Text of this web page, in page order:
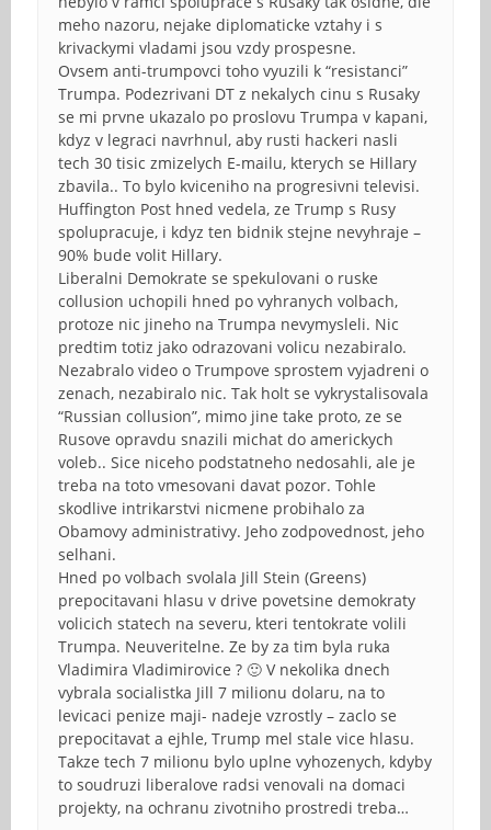
meho nazoru, nejake diplomaticke vztahy i s
krivackymi vladami jsou vzdy prospesne.
Ovsem anti-trumpovci toho vyuzili k “resistanci”
Trumpa. Podezrivani DT z nekalych cinu s Rusaky
se mi prvne ukazalo po proslovu Trumpa v kapani,
kdyz v legraci navrhnul, aby rusti hackeri nasli
tech 30 tisic zmizelych E-mailu, kterych se Hillary
zbavila.. To bylo kviceniho na progresivni televisi.
Huffington Post hned vedela, ze Trump s Rusy
spolupracuje, i kdyz ten bidnik stejne nevyhraje –
90% bude volit Hillary.
Liberalni Demokrate se spekulovani o ruske
collusion uchopili hned po vyhranych volbach,
protoze nic jineho na Trumpa nevymysleli. Nic
predtim totiz jako odrazovani volicu nezabiralo.
Nezabralo video o Trumpove sprostem vyjadreni o
zenach, nezabiralo nic. Tak holt se vykrystalisovala
“Russian collusion”, mimo jine take proto, ze se
Rusove opravdu snazili michat do americkych
voleb.. Sice niceho podstatneho nedosahli, ale je
treba na toto vmesovani davat pozor. Tohle
skodlive intrikarstvi nicmene probihalo za
Obamovy administrativy. Jeho zodpovednost, jeho
selhani.
Hned po volbach svolala Jill Stein (Greens)
prepocitavani hlasu v drive povetsine demokraty
volicich statech na severu, kteri tentokrate volili
Trumpa. Neuveritelne. Ze by za tim byla ruka
Vladimira Vladimirovice ? 🙂 V nekolika dnech
vybrala socialistka Jill 7 milionu dolaru, na to
levicaci penize maji- nadeje vzrostly – zaclo se
prepocitavat a ejhle, Trump mel stale vice hlasu.
Takze tech 7 milionu bylo uplne vyhozenych, kdyby
to soudruzi liberalove radsi venovali na domaci
projekty, na ochranu zivotniho prostredi treba…